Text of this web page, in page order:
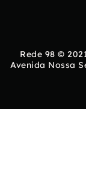
Rede 98 ©
Avenida Nossa